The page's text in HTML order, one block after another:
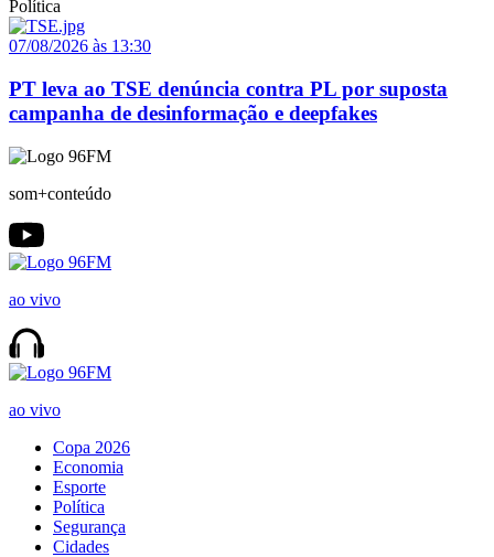
Política
07/08/2026 às 13:30
PT leva ao TSE denúncia contra PL por suposta
campanha de desinformação e deepfakes
som+conteúdo
ao vivo
ao vivo
Copa 2026
Economia
Esporte
Política
Segurança
Cidades